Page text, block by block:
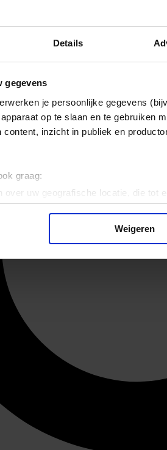
Details
gegevens
je persoonlijke gegevens
op te slaan en te gebruiken
content, inzicht in publiek en
graag:
over uw geografische locatie, die tot
door het actief te scannen op
gegevens worden verwerkt en
en advertenties te
Ook delen we informatie over uw
Deze partners kunnen deze
op basis van uw gebruik van
Weigeren